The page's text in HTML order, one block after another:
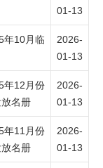
01-13
年10月临
2026-
01-13
年12月份
名册
2026-
01-13
年11月份
名册
2026-
01-13